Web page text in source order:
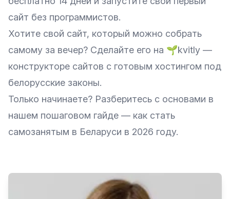
сайт без программистов.
Хотите свой сайт, который можно собрать
самому за вечер? Сделайте его на 🌱kvitly —
конструкторе сайтов с готовым хостингом под
белорусские законы.
Только начинаете? Разберитесь с основами в
нашем пошаговом гайде — как стать
самозанятым в Беларуси в 2026 году.